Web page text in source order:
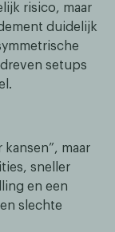
risico, maar
duidelijk
setups
maar
sneller
en een
slechte